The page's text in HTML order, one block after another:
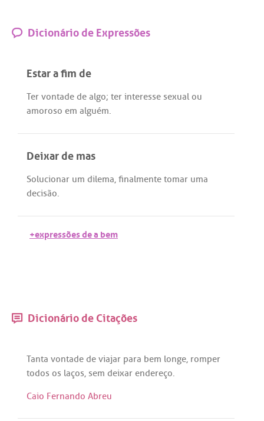
Dicionário de Expressões
Estar a fim de
Ter vontade de algo; ter interesse sexual ou
amoroso em alguém.
Deixar de mas
Solucionar um dilema, finalmente tomar uma
decisão.
+expressões de a bem
Dicionário de Citações
Tanta vontade de viajar para bem longe, romper
todos os laços, sem deixar endereço.
Caio Fernando Abreu